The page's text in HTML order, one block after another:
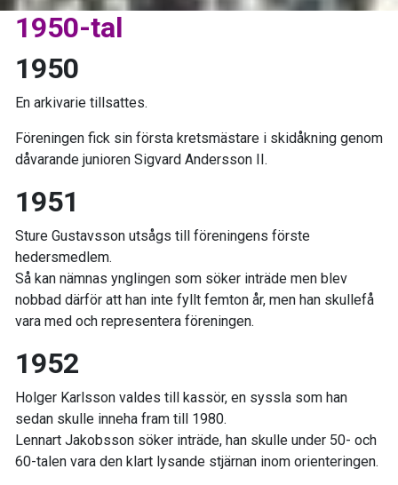
1950-tal
1950
En arkivarie tillsattes.
Föreningen fick sin första kretsmästare i skidåkning genom
dåvarande junioren Sigvard Andersson II.
1951
Sture Gustavsson utsågs till föreningens förste
hedersmedlem.
Så kan nämnas ynglingen som söker inträde men blev
nobbad därför att han inte fyllt femton år, men han skullefå
vara med och representera föreningen.
1952
Holger Karlsson valdes till kassör, en syssla som han
sedan skulle inneha fram till 1980.
Lennart Jakobsson söker inträde, han skulle under 50- och
60-talen vara den klart lysande stjärnan inom orienteringen.